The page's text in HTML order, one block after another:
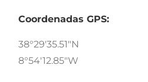
Coordenadas GPS:
38°29'35.51"N
8°54'12.85"W